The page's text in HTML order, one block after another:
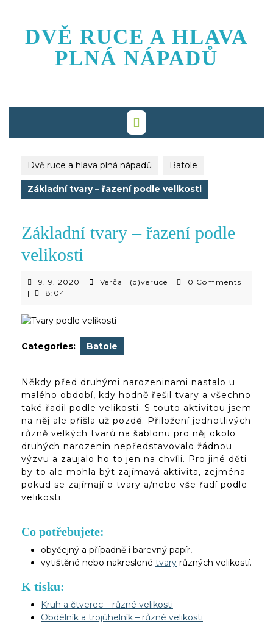
content
DVĚ RUCE A HLAVA
PLNÁ NÁPADŮ
Dvě ruce a hlava plná nápadů Batole
Základní tvary – řazení podle velikosti
Základní tvary – řazení podle
velikosti
9. 9. 2020 9.| Verča | (d)veruce Verča
|
0 Comments
|
8:04
Categories: Batole
Někdy před druhými narozeninami nastalo u
malého období, kdy hodně řešil tvary a všechno
také řadil podle velikosti. S touto aktivitou jsem
na něj ale přišla už pozdě. Přiložení jednotlivých
různě velkých tvarů na šablonu pro něj okolo
druhých narozenin nepředstavovalo žádnou
výzvu a zaujalo ho to jen na chvíli. Pro jiné děti
by to ale mohla být zajímavá aktivita, zejména
pokud se zajímají o tvary a/nebo vše řadí podle
velikosti.
Co potřebujete:
obyčejný a případně i barevný papír,
vytištěné nebo nakreslené tvary různých velikostí.
K tisku:
Kruh a čtverec – různé velikosti
Obdélník a trojúhelník – různé velikosti